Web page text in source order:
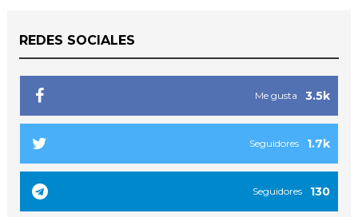
REDES SOCIALES
3.5k
Me gusta
1.7k
Seguidores
130
Seguidores